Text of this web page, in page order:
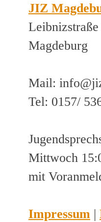
JIZ
Magdeburg
Mail:
Tel: 0157/
Mittwoch
mit
Impressum |